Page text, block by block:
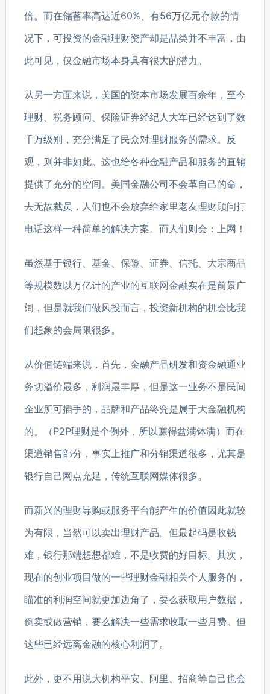
倍。而在储蓄率高达近60%、有56万亿元存款的情
况下，可投资的金融理财资产却是品类并不丰富，由
此可见，仅金融市场本身具有很大的潜力。
从另一方面来说，美国的资本市场发展百余年，至今
理财、税务顾问、保险证券经纪人大军已经达到了数
千万级别，充分满足了民众对理财服务的需求。反
观，则并非如此。这也给各种金融产品和服务的直销
提供了充分的空间。美国金融公司不会革自己的命，
去无故裁员，人们也不会放弃给家里老友理财顾问打
电话这样一种简单的解决方案。而人们则会：上网！
虽然基于银行、基金、保险、证券、信托、大宗商品
等规模数以万亿计的产业的互联网金融实在是前景广
阔，但是就我们做风投而言，投资新机构的机会比我
们想象的会局限很多。
从价值链端来说，首先，金融产品研发和资金融通业
务切溢价最多，利润最丰厚，但是这一业务不是民间
企业所可插手的，品牌和产品终究是属于大金融机构
的。（P2P理财是个例外，所以赚得盆满钵满）而在
渠道销售部分，事实上推广和分销渠道很多，尤其是
银行自己网点充足，传统互联网媒体很多。
而新兴的理财导购或服务平台能产生的价值因此就较
为有限，当然可以卖出理财产品。但最起码是收钱
难，银行那端想想都难，不是收费的好目标。其次，
现在的创业项目做的一些理财金融相关个人服务的，
瞄准的利润空间就更加边角了，要么获取用户数据，
倒卖或做营销，要么解决一些需求收取一些月费。但
这些已经远离金融的核心利润了。
此外，更不用说大机构平安、阿里、招商等自己也会